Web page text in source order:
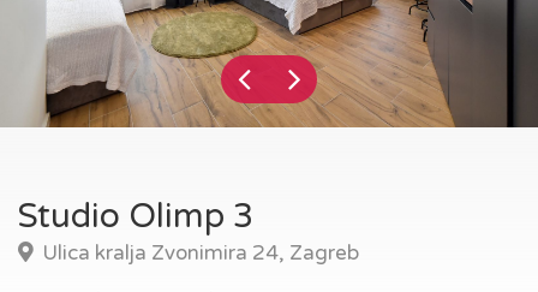
Studio Olimp 3
Ulica kralja Zvonimira 24, Zagreb